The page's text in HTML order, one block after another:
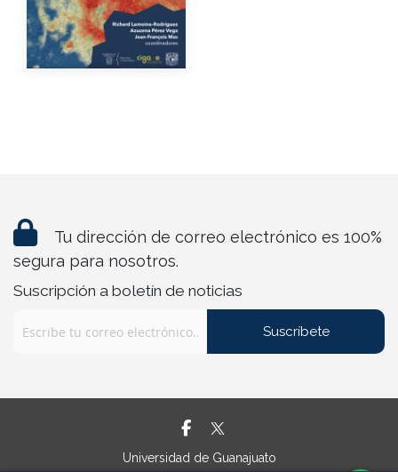
eBook Gratuito
Tu dirección de correo electrónico es 100%
segura para nosotros.
Suscripción a boletín de noticias
Suscríbete
Universidad de Guanajuato